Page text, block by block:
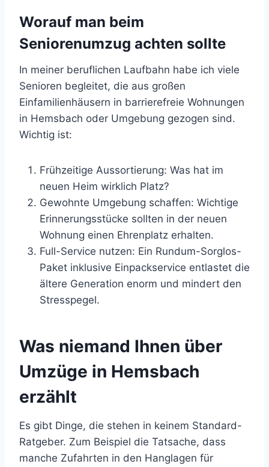
Worauf man beim
Seniorenumzug achten sollte
In meiner beruflichen Laufbahn habe ich viele
Senioren begleitet, die aus großen
Einfamilienhäusern in barrierefreie Wohnungen
in Hemsbach oder Umgebung gezogen sind.
Wichtig ist:
Frühzeitige Aussortierung: Was hat im
neuen Heim wirklich Platz?
Gewohnte Umgebung schaffen: Wichtige
Erinnerungsstücke sollten in der neuen
Wohnung einen Ehrenplatz erhalten.
Full-Service nutzen: Ein Rundum-Sorglos-
Paket inklusive Einpackservice entlastet die
ältere Generation enorm und mindert den
Stresspegel.
Was niemand Ihnen über
Umzüge in Hemsbach
erzählt
Es gibt Dinge, die stehen in keinem Standard-
Ratgeber. Zum Beispiel die Tatsache, dass
manche Zufahrten in den Hanglagen für